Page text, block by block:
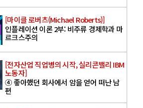
[마이클 로버츠(Michael Roberts)]
인플레이션 이론 2부: 비주류 경제학과 마
르크스주의
[전자산업 직업병의 시작, 실리콘밸리 IBM
노동자]
④ 좋아했던 회사에서 암을 얻어 떠난 남
편